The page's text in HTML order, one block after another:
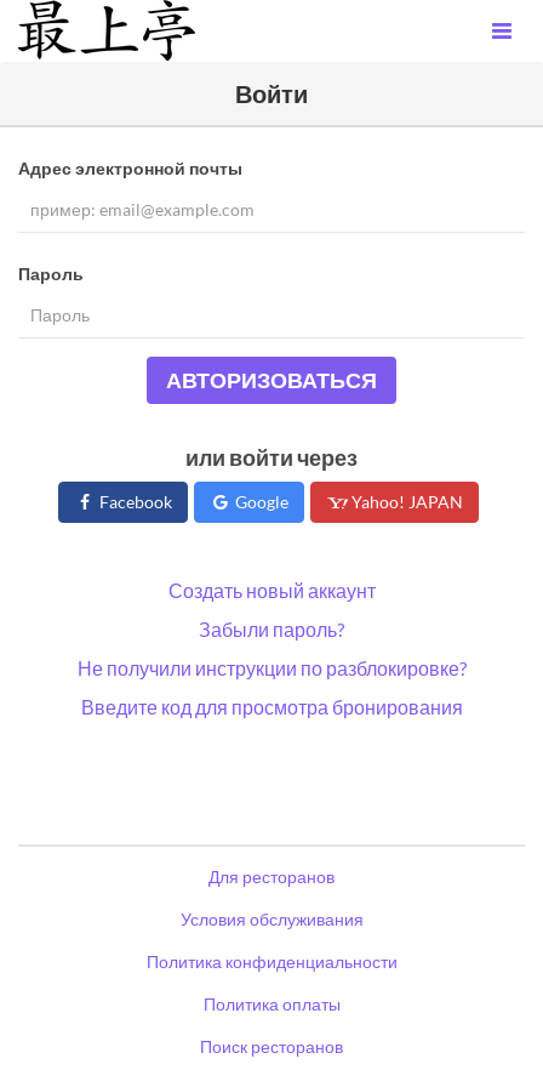
Войти
Адрес электронной почты
Пароль
АВТОРИЗОВАТЬСЯ
или войти через
Facebook Google Yahoo! JAPAN
Создать новый аккаунт
Забыли пароль?
Не получили инструкции по разблокировке?
Введите код для просмотра бронирования
Для ресторанов
Условия обслуживания
Политика конфиденциальности
Политика оплаты
Поиск ресторанов